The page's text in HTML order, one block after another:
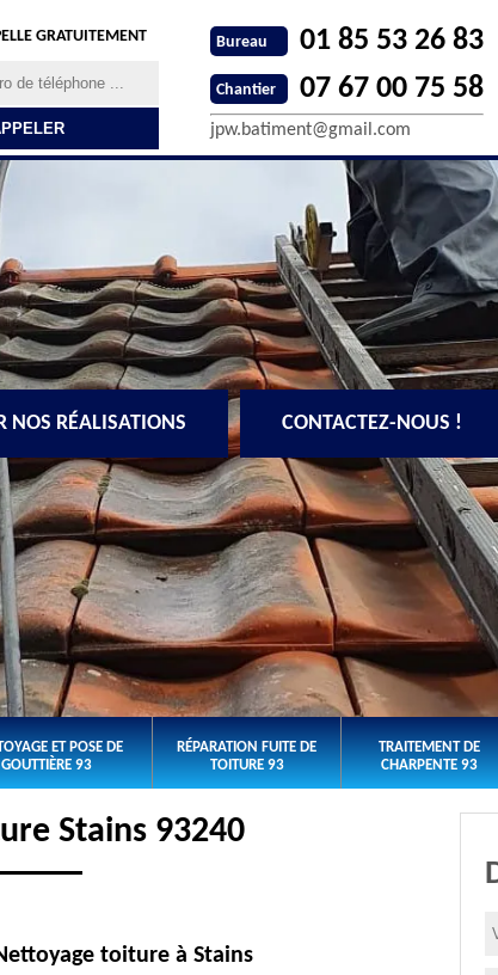
GRATUITEMENT Bureau 01 85 53 26 83
Chantier 07 67 00 75 58
jpw.batiment@gmail.com
NOS RÉALISATIONS CONTACTEZ-NOUS !
ET POSE DE
GOUTTIÈRE 93
RÉPARATION FUITE DE
TOITURE 93
TRAITEMENT DE
CHARPENTE 93
Stains 93240
toiture à Stains